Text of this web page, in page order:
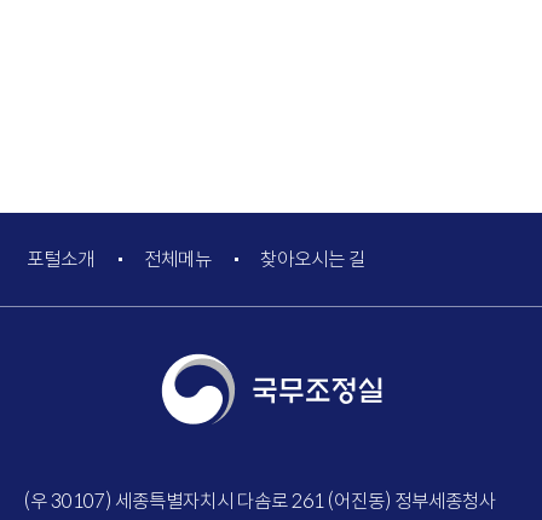
포털소개 전체메뉴 찾아오시는 길
(우 30107) 세종특별자치시 다솜로 261 (어진동) 정부세종청사